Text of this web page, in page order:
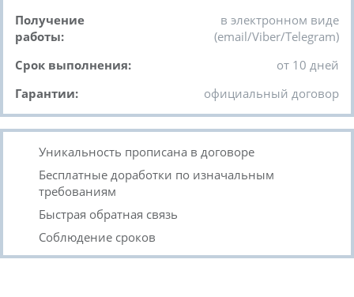
Получение
работы:
в электронном виде
(email/Viber/Telegram)
Срок выполнения:
от 10 дней
Гарантии:
официальный договор
Уникальность прописана в договоре
Бесплатные доработки по изначальным
требованиям
Быстрая обратная связь
Соблюдение сроков